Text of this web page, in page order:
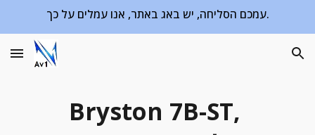
עמכם הסליחה, יש באג באתר, אנו עמלים על כך.
Bryston 7B-ST,